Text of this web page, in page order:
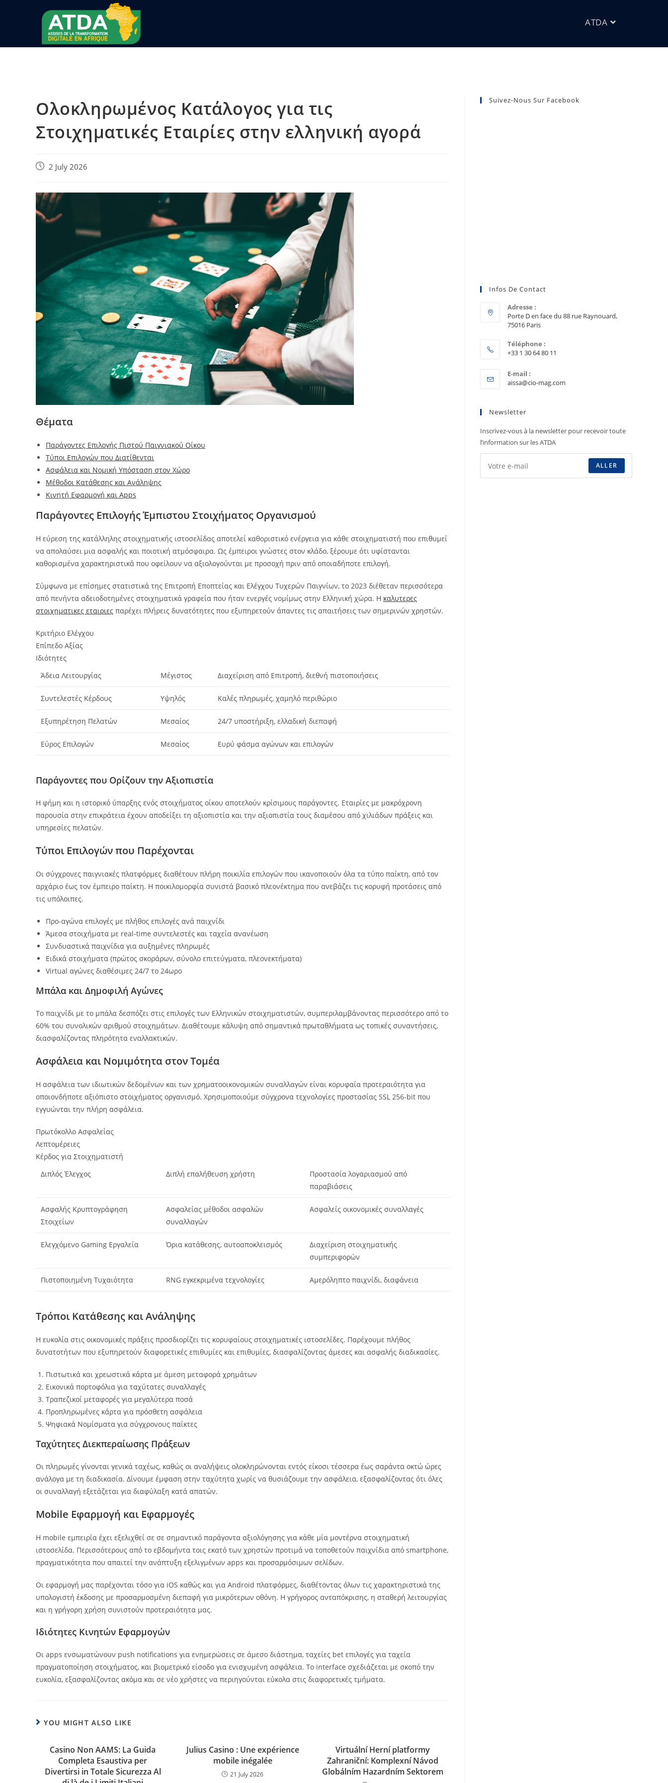
ATDA
Ολοκληρωμένος Κατάλογος για τις
Στοιχηματικές Εταιρίες στην ελληνική αγορά
2 July 2026
Θέματα
Παράγοντες Επιλογής Πιστού Παιγνιακού Οίκου
Τύποι Επιλογών που Διατίθενται
Ασφάλεια και Νομική Υπόσταση στον Χώρο
Μέθοδοι Κατάθεσης και Ανάληψης
Κινητή Εφαρμογή και Apps
Παράγοντες Επιλογής Έμπιστου Στοιχήματος Οργανισμού
Η εύρεση της κατάλληλης στοιχηματικής ιστοσελίδας αποτελεί καθοριστικό ενέργεια για κάθε στοιχηματιστή που επιθυμεί
να απολαύσει μια ασφαλής και ποιοτική ατμόσφαιρα. Ως έμπειροι γνώστες στον κλάδο, ξέρουμε ότι υφίστανται
καθορισμένα χαρακτηριστικά που οφείλουν να αξιολογούνται με προσοχή πριν από οποιαδήποτε επιλογή.
Σύμφωνα με επίσημες στατιστικά της Επιτροπή Εποπτείας και Ελέγχου Τυχερών Παιγνίων, το 2023 διέθεταν περισσότερα
από πενήντα αδειοδοτημένες στοιχηματικά γραφεία που ήταν ενεργές νομίμως στην Ελληνική χώρα. Η καλυτερες
στοιχηματικες εταιριες παρέχει πλήρεις δυνατότητες που εξυπηρετούν άπαντες τις απαιτήσεις των σημερινών χρηστών.
Κριτήριο Ελέγχου
Επίπεδο Αξίας
Ιδιότητες
Άδεια Λειτουργίας
Μέγιστος Διαχείριση από Επιτροπή, διεθνή πιστοποιήσεις
Συντελεστές Κέρδους Υψηλός Καλές πληρωμές, χαμηλό περιθώριο
Εξυπηρέτηση Πελατών Μεσαίος 24/7 υποστήριξη, ελλαδική διεπαφή
Εύρος Επιλογών Μεσαίος Ευρύ φάσμα αγώνων και επιλογών
Παράγοντες που Ορίζουν την Αξιοπιστία
Η φήμη και η ιστορικό ύπαρξης ενός στοιχήματος οίκου αποτελούν κρίσιμους παράγοντες. Εταιρίες με μακρόχρονη
παρουσία στην επικράτεια έχουν αποδείξει τη αξιοπιστία και την αξιοπιστία τους διαμέσου από χιλιάδων πράξεις και
υπηρεσίες πελατών.
Τύποι Επιλογών που Παρέχονται
Οι σύγχρονες παιγνιακές πλατφόρμες διαθέτουν πλήρη ποικιλία επιλογών που ικανοποιούν όλα τα τύπο παίκτη, από τον
αρχάριο έως τον έμπειρο παίκτη. Η ποικιλομορφία συνιστά βασικό πλεονέκτημα που ανεβάζει τις κορυφή προτάσεις από
τις υπόλοιπες.
Προ-αγώνα επιλογές με πλήθος επιλογές ανά παιχνίδι
Άμεσα στοιχήματα με real-time συντελεστές και ταχεία ανανέωση
Συνδυαστικά παιχνίδια για αυξημένες πληρωμές
Ειδικά στοιχήματα (πρώτος σκοράρων, σύνολο επιτεύγματα, πλεονεκτήματα)
Virtual αγώνες διαθέσιμες 24/7 το 24ωρο
Μπάλα και Δημοφιλή Αγώνες
Το παιχνίδι με το μπάλα δεσπόζει στις επιλογές των Ελληνικών στοιχηματιστών, συμπεριλαμβάνοντας περισσότερο από το
60% του συνολικών αριθμού στοιχημάτων. Διαθέτουμε κάλυψη από σημαντικά πρωταθλήματα ως τοπικές συναντήσεις,
διασφαλίζοντας πληρότητα εναλλακτικών.
Ασφάλεια και Νομιμότητα στον Τομέα
Η ασφάλεια των ιδιωτικών δεδομένων και των χρηματοοικονομικών συναλλαγών είναι κορυφαία προτεραιότητα για
οποιονδήποτε αξιόπιστο στοιχήματος οργανισμό. Χρησιμοποιούμε σύγχρονα τεχνολογίες προστασίας SSL 256-bit που
εγγυώνται την πλήρη ασφάλεια.
Πρωτόκολλο Ασφαλείας
Λεπτομέρειες
Κέρδος για Στοιχηματιστή
Διπλός Έλεγχος
Διπλή επαλήθευση χρήστη
Προστασία λογαριασμού από
παραβιάσεις
Ασφαλής Κρυπτογράφηση
Στοιχείων
Ασφαλείας μέθοδοι ασφαλών
συναλλαγών
Ασφαλείς οικονομικές συναλλαγές
Ελεγχόμενο Gaming Εργαλεία Όρια κατάθεσης, αυτοαποκλεισμός
Διαχείριση στοιχηματικής
συμπεριφορών
Πιστοποιημένη Τυχαιότητα RNG εγκεκριμένα τεχνολογίες Αμερόληπτο παιχνίδι, διαφάνεια
Τρόποι Κατάθεσης και Ανάληψης
Η ευκολία στις οικονομικές πράξεις προσδιορίζει τις κορυφαίους στοιχηματικές ιστοσελίδες. Παρέχουμε πλήθος
δυνατοτήτων που εξυπηρετούν διαφορετικές επιθυμίες και επιθυμίες, διασφαλίζοντας άμεσες και ασφαλής διαδικασίες.
Πιστωτικά και χρεωστικά κάρτα με άμεση μεταφορά χρημάτων
Εικονικά πορτοφόλια για ταχύτατες συναλλαγές
Τραπεζικοί μεταφορές για μεγαλύτερα ποσά
Προπληρωμένες κάρτα για πρόσθετη ασφάλεια
Ψηφιακά Νομίσματα για σύγχρονους παίκτες
Ταχύτητες Διεκπεραίωσης Πράξεων
Οι πληρωμές γίνονται γενικά ταχέως, καθώς οι αναλήψεις ολοκληρώνονται εντός είκοσι τέσσερα έως σαράντα οκτώ ώρες
ανάλογα με τη διαδικασία. Δίνουμε έμφαση στην ταχύτητα χωρίς να θυσιάζουμε την ασφάλεια, εξασφαλίζοντας ότι όλες
οι συναλλαγή εξετάζεται για διαφύλαξη κατά απατών.
Mobile Εφαρμογή και Εφαρμογές
Η mobile εμπειρία έχει εξελιχθεί σε σε σημαντικό παράγοντα αξιολόγησης για κάθε μία μοντέρνα στοιχηματική
ιστοσελίδα. Περισσότερους από το εβδομήντα τοις εκατό των χρηστών προτιμά να τοποθετούν παιχνίδια από smartphone,
πραγματικότητα που απαιτεί την ανάπτυξη εξελιγμένων apps και προσαρμόσιμων σελίδων.
Οι εφαρμογή μας παρέχονται τόσο για iOS καθώς και για Android πλατφόρμες, διαθέτοντας όλων τις χαρακτηριστικά της
υπολογιστή έκδοσης με προσαρμοσμένη διεπαφή για μικρότερων οθόνη. Η γρήγορος ανταπόκρισης, η σταθερή λειτουργίας
και η γρήγορη χρήση συνιστούν προτεραιότητα μας.
Ιδιότητες Κινητών Εφαρμογών
Οι apps ενσωματώνουν push notifications για ενημερώσεις σε άμεσο διάστημα, ταχείες bet επιλογές για ταχεία
πραγματοποίηση στοιχήματος, και βιομετρικό είσοδο για ενισχυμένη ασφάλεια. Το interface σχεδιάζεται με σκοπό την
ευκολία, εξασφαλίζοντας ακόμα και σε νέο χρήστες να περιηγούνται εύκολα στις διαφορετικές τμήματα.
YOU MIGHT ALSO LIKE
Casino Non AAMS: La Guida
Completa Esaustiva per
Divertirsi in Totale Sicurezza Al
Julius Casino : Une expérience
mobile inégalée
21 July 2026
Virtuální Herní platformy
Zahraniční: Komplexní Návod
Globálním Hazardním Sektorem
Suivez-Nous Sur Facebook
Infos De Contact
Adresse :
Porte D en face du 88 rue Raynouard,
75016 Paris
Téléphone :
+33 1 30 64 80 11
E-mail :
aissa@cio-mag.com
Newsletter
Inscrivez-vous à la newsletter pour recevoir toute
l’information sur les ATDA
ALLER